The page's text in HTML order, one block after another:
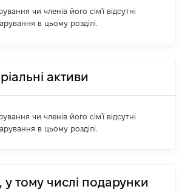
чи членів його сім'ї відсутні
в цьому розділі.
активи
чи членів його сім'ї відсутні
в цьому розділі.
у тому числі подарунки